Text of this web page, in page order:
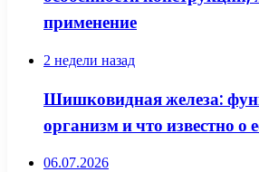
применение
2 недели назад
Шишковидная железа:
организм и что известно о
06.07.2026